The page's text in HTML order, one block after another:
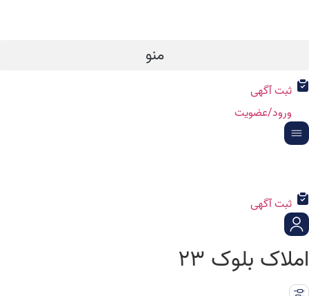
منو
ثبت آگهی
ورود/عضویت
ثبت آگهی
املاک بلوک ۲۳